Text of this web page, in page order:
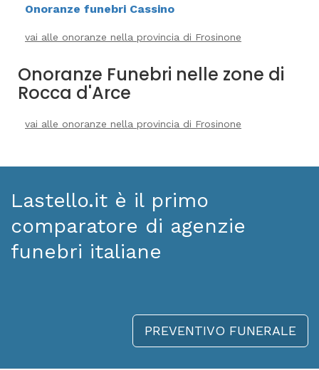
Onoranze funebri Cassino
vai alle onoranze nella provincia di Frosinone
Onoranze Funebri nelle zone di
Rocca d'Arce
vai alle onoranze nella provincia di Frosinone
Lastello.it è il primo
comparatore di agenzie
funebri italiane
PREVENTIVO FUNERALE